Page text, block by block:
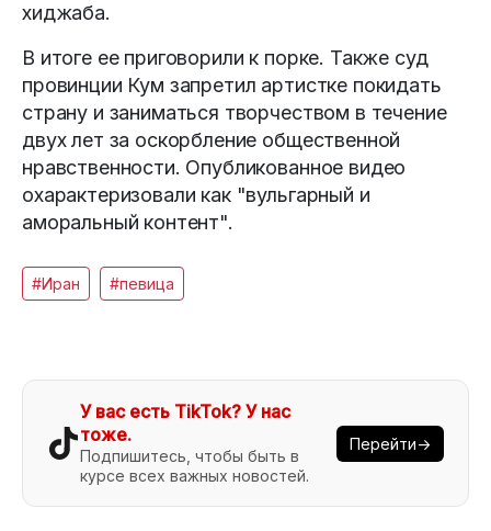
хиджаба.
В итоге ее приговорили к порке. Также суд
провинции Кум запретил артистке покидать
страну и заниматься творчеством в течение
двух лет за оскорбление общественной
нравственности. Опубликованное видео
охарактеризовали как "вульгарный и
аморальный контент".
#Иран #певица
У вас есть TikTok? У нас
тоже.
Подпишитесь, чтобы быть в
курсе всех важных новостей.
Перейти→